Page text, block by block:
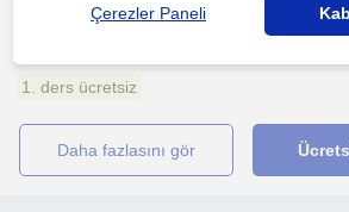
Private Lessons for students from every
plans -Focusing on four main skills -
1. ders ücretsiz
daha fazlasını gör
Çerezler Paneli